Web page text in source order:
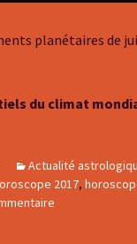
planétaires de
du climat
Actualité
2017,